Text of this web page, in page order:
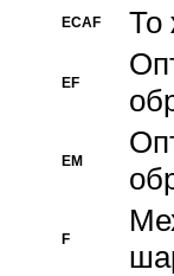
ECAF То
EF
EM
F